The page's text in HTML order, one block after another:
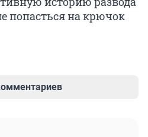
попасться на крючок